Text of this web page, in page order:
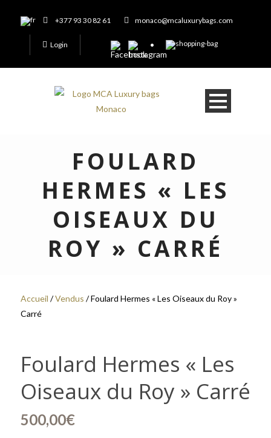
+377 93 30 82 61 monaco@mcaluxurybags.com
Login
FOULARD
HERMES « LES
OISEAUX DU
ROY » CARRÉ
Accueil /Vendus / Foulard Hermes « Les Oiseaux du Roy »
Carré
Foulard Hermes « Les
Oiseaux du Roy » Carré
500,00€